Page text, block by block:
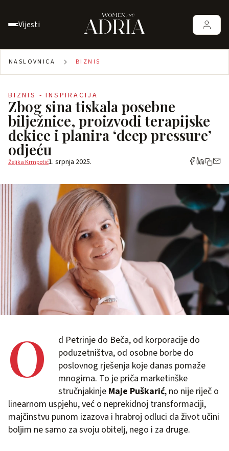
Vijesti
NASLOVNICA BIZNIS
BIZNIS - INSPIRACIJA
Zbog sina tiskala posebne
bilježnice, proizvodi terapijske
dekice i planira ‘deep pressure’
odjeću
Željka Krmpotić1. srpnja 2025.
O
d Petrinje do Beča, od korporacije do
poduzetništva, od osobne borbe do
poslovnog rješenja koje danas pomaže
mnogima. To je priča marketinške
stručnjakinje Maje Puškarić, no nije riječ o
linearnom uspjehu, već o neprekidnoj transformaciji,
majčinstvu punom izazova i hrabroj odluci da život učini
boljim ne samo za svoju obitelj, nego i za druge.